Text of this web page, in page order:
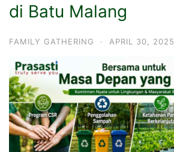
di Batu Malang
FAMILY GATHERING · APRIL 30, 2025